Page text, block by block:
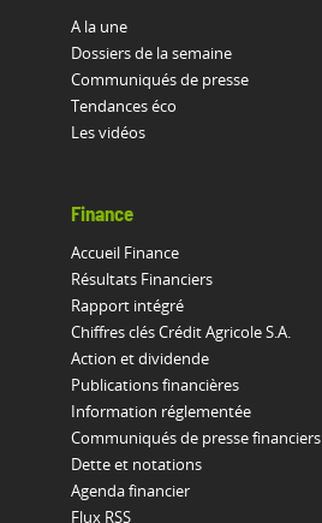
A la une
Dossiers de la semaine
Communiqués de presse
Tendances éco
Les vidéos
Finance
Accueil Finance
Résultats Financiers
Rapport intégré
Chiffres clés Crédit Agricole S.A.
Action et dividende
Publications financières
Information réglementée
Communiqués de presse financiers
Dette et notations
Agenda financier
Flux RSS